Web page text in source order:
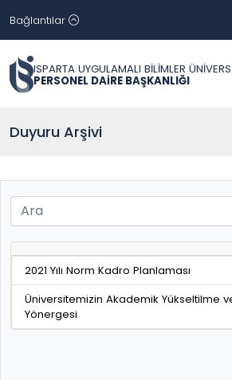
Bağlantılar
ISPARTA UYGULAMALI BİLİMLER
PERSONEL DAİRE BAŞKANLIĞI
Duyuru Arşivi
2021 Yılı Norm Kadro Planlaması
Üniversitemizin Akademik Yükseltilme
Yönergesi